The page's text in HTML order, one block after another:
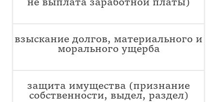
не выплата заработной платы)
взыскание долгов, материального и
морального ущерба
защита имущества (признание
собственности, выдел, раздел)